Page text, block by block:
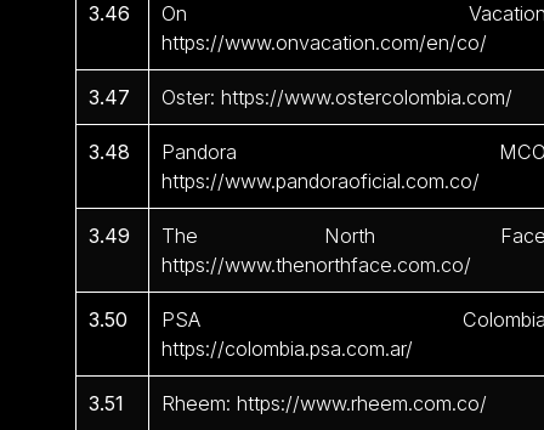
3.46
On
https://www.onvacation.com/en/co/
3.47 Oster: https://www.ostercolombia.com/
3.48
Pandora
https://www.pandoraoficial.com.co/
3.49
The North
https://www.thenorthface.com.co/
3.50
PSA
https://colombia.psa.com.ar/
3.51 Rheem: https://www.rheem.com.co/